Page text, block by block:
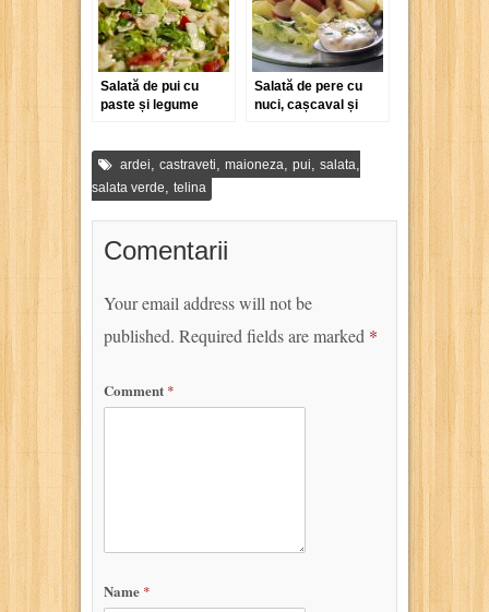
Salată de pui cu
paste și legume
Salată de pere cu
nuci, cașcaval și
ardei castraveti maioneza pui salata
salata verde telina
Comentarii
Your email address will not be
published. Required fields are marked *
Comment *
Name *